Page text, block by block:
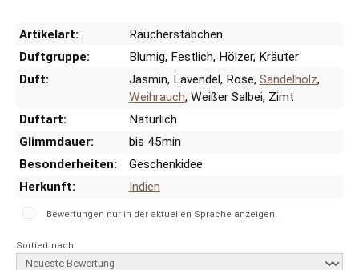
Artikelart:
Räucherstäbchen
Duftgruppe:
Blumig, Festlich, Hölzer, Kräuter
Duft:
Jasmin, Lavendel , Rose, Sandelholz,
Weihrauch, Weißer Salbei, Zimt
Duftart:
Natürlich
Glimmdauer:
bis 45min
Besonderheiten:
Geschenkidee
Herkunft:
Indien
Bewertungen nur in der aktuellen Sprache anzeigen.
Sortiert nach